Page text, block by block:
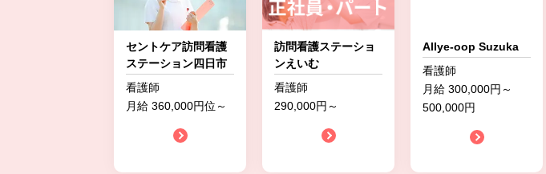
セントケア訪問看護
ステーション四日市
看護師
月給 360,000円位～
訪問看護ステーショ
ンえいむ
看護師
290,000円～
Allye-oop Suzuka
看護師
月給 300,000円～
500,000円